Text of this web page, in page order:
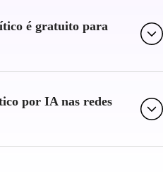
é gratuito para
por IA nas redes